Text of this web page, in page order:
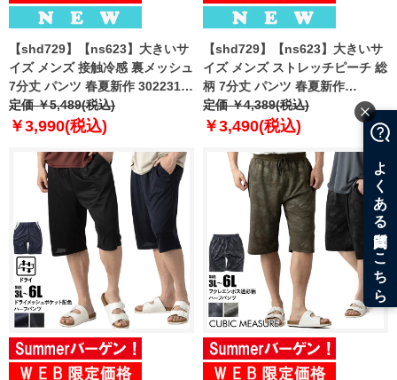
【shd729】【ns623】大きいサ
イズ メンズ 接触冷感 裏メッシュ
7分丈 パンツ 春夏新作 302231az
【fre】
定価 ￥5,489(税込)
￥3,990(税込)
【shd729】【ns623】大きいサ
イズ メンズ ストレッチピーチ 総
柄 7分丈 パンツ 春夏新作
302249az 【fre】
定価 ￥4,389(税込)
￥3,490(税込)